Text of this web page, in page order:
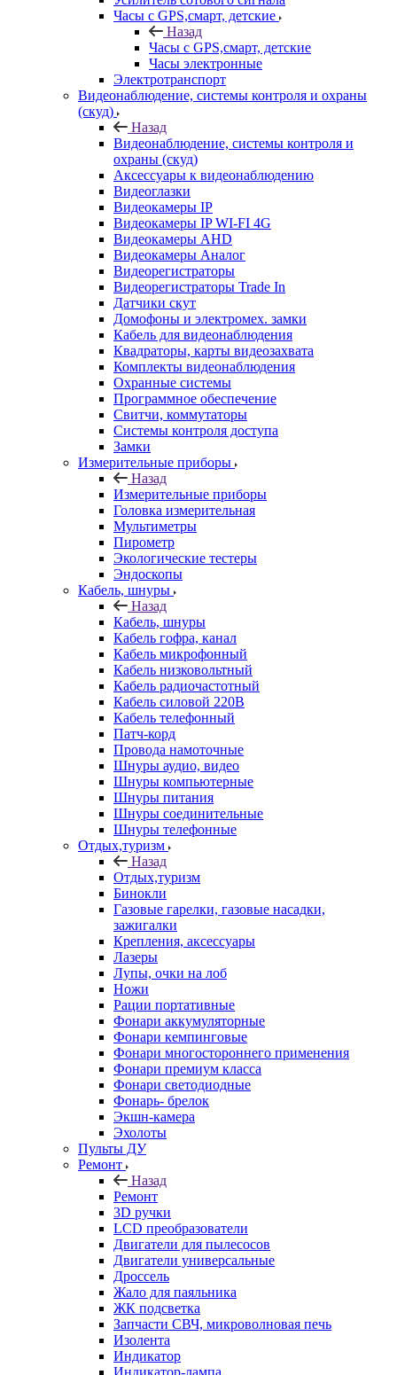
Часы с GPS,смарт, детские
Назад
Часы с GPS,смарт, детские
Часы электронные
Электротранспорт
Видеонаблюдение, системы контроля и охраны
(скуд)
Назад
Видеонаблюдение, системы контроля и
охраны (скуд)
Аксессуары к видеонаблюдению
Видеоглазки
Видеокамеры IP
Видеокамеры IP WI-FI 4G
Видеокамеры AHD
Видеокамеры Аналог
Видеорегистраторы
Видеорегистраторы Trade In
Датчики скут
Домофоны и электромех. замки
Кабель для видеонаблюдения
Квадраторы, карты видеозахвата
Комплекты видеонаблюдения
Охранные системы
Программное обеспечение
Свитчи, коммутаторы
Системы контроля доступа
Замки
Измерительные приборы
Назад
Измерительные приборы
Головка измерительная
Мультиметры
Пирометр
Экологические тестеры
Эндоскопы
Кабель, шнуры
Назад
Кабель, шнуры
Кабель гофра, канал
Кабель микрофонный
Кабель низковольтный
Кабель радиочастотный
Кабель силовой 220В
Кабель телефонный
Патч-корд
Провода намоточные
Шнуры аудио, видео
Шнуры компьютерные
Шнуры питания
Шнуры соединительные
Шнуры телефонные
Отдых,туризм
Назад
Отдых,туризм
Бинокли
Газовые гарелки, газовые насадки,
зажигалки
Крепления, аксессуары
Лазеры
Лупы, очки на лоб
Ножи
Рации портативные
Фонари аккумуляторные
Фонари кемпинговые
Фонари многостороннего применения
Фонари премиум класса
Фонари светодиодные
Фонарь- брелок
Экшн-камера
Эхолоты
Пульты ДУ
Ремонт
Назад
Ремонт
3D ручки
LCD преобразователи
Двигатели для пылесосов
Двигатели универсальные
Дроссель
Жало для паяльника
ЖК подсветка
Запчасти СВЧ, микроволновая печь
Изолента
Индикатор
Индикатор-лампа